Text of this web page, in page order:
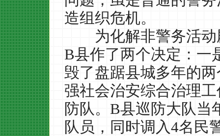
造组织危机。
为化解非警务活动
B县作了两个决定：一
毁了盘踞县城多年的
强社会治安综合治理
防队。B县巡防大队当
队员，同时调入4名民